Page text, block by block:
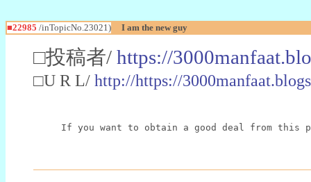
■22985 /inTopicNo.23021) I am the new guy
□投稿者/ https://
□U R L/ http://https://
If you want to obtain a good deal from this